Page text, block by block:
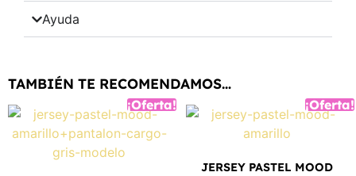
Ayuda
TAMBIÉN TE RECOMENDAMOS…
¡Oferta! ¡Oferta!
JERSEY PASTEL MOOD